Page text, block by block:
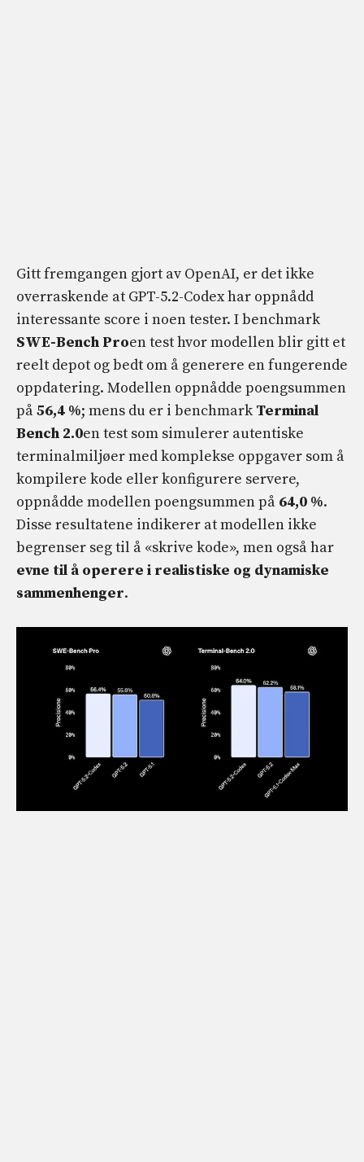
Gitt fremgangen gjort av OpenAI, er det ikke
overraskende at GPT-5.2-Codex har oppnådd
interessante score i noen tester. I benchmark
SWE-Bench Proen test hvor modellen blir gitt et
reelt depot og bedt om å generere en fungerende
oppdatering. Modellen oppnådde poengsummen
på56,4 %; mens du er i benchmark Terminal
Bench 2.0en test som simulerer autentiske
terminalmiljøer med komplekse oppgaver som å
kompilere kode eller konfigurere servere,
oppnådde modellen poengsummen på 64,0 %.
Disse resultatene indikerer at modellen ikke
begrenser seg til å «skrive kode», men også har
evne til å operere i realistiske og dynamiske
sammenhenger.